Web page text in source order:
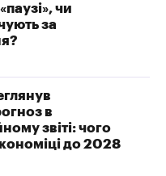
чи
за
в
звіті: чого
до 2028